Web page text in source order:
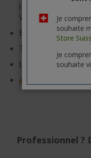
(178°x178°)
VRR/HDMI VRR),
Entrées:
Temps de réponse:
Luminosité: 250 cd/
Professionnel ?
Je
souhaite
Store
Je
souhaite